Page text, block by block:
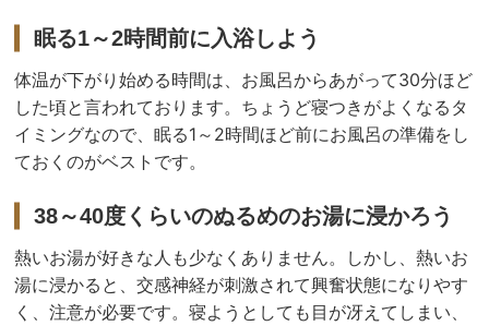
眠る1～2時間前に入浴しよう
体温が下がり始める時間は、お風呂からあがって30分ほど
した頃と言われております。ちょうど寝つきがよくなるタ
イミングなので、眠る1～2時間ほど前にお風呂の準備をし
ておくのがベストです。
38～40度くらいのぬるめのお湯に浸かろう
熱いお湯が好きな人も少なくありません。しかし、熱いお
湯に浸かると、交感神経が刺激されて興奮状態になりやす
く、注意が必要です。寝ようとしても目が冴えてしまい、